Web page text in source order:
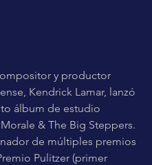
y productor
Kendrick Lamar, lanzó
álbum de estudio
& The Big Steppers.
de múltiples premios
Pulitzer (primer